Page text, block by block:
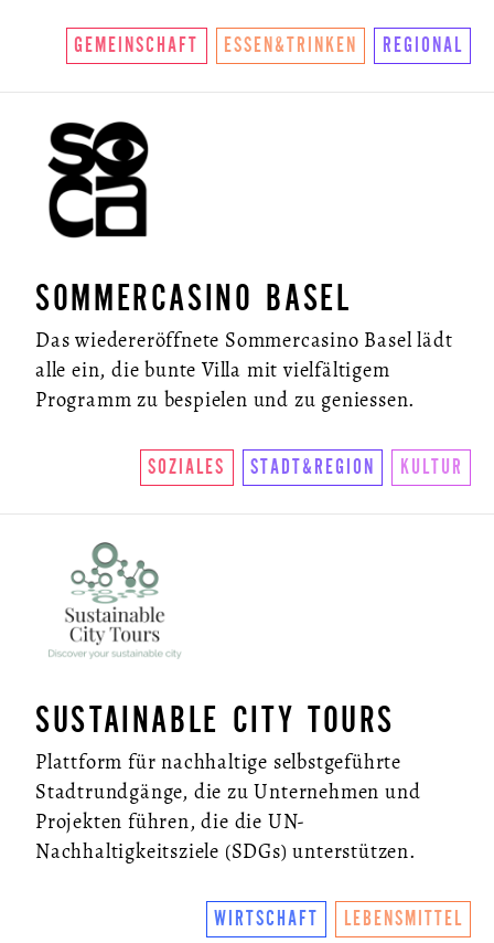
GEMEINSCHAFT ESSEN&TRINKEN REGIONAL
SOMMERCASINO BASEL
Das wiedereröffnete Sommercasino Basel lädt
alle ein, die bunte Villa mit vielfältigem
Programm zu bespielen und zu geniessen.
SOZIALES STADT&REGION KULTUR
SUSTAINABLE CITY TOURS
Plattform für nachhaltige selbstgeführte
Stadtrundgänge, die zu Unternehmen und
Projekten führen, die die UN-
Nachhaltigkeitsziele (SDGs) unterstützen.
WIRTSCHAFT LEBENSMITTEL